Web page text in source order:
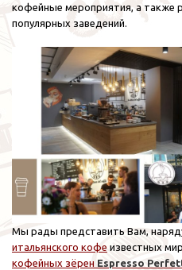
кофейные мероприятия, а также
популярных заведений.
Мы рады представить Вам,
итальянского кофе известных
кофейных зёрен Espresso